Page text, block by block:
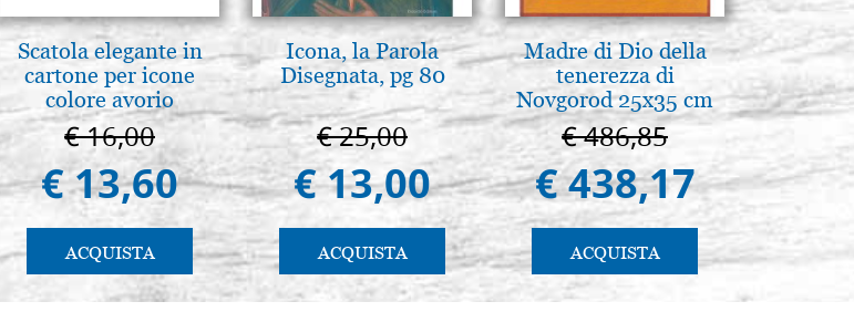
Scatola elegante in
cartone per icone
colore avorio
€ 16,00
€ 13,60
ACQUISTA
Icona, la Parola
Disegnata, pg 80
€ 25,00
€ 13,00
ACQUISTA
Madre di Dio della
tenerezza di
Novgorod 25x35 cm
€ 486,85
€ 438,17
ACQUISTA
La
€
€